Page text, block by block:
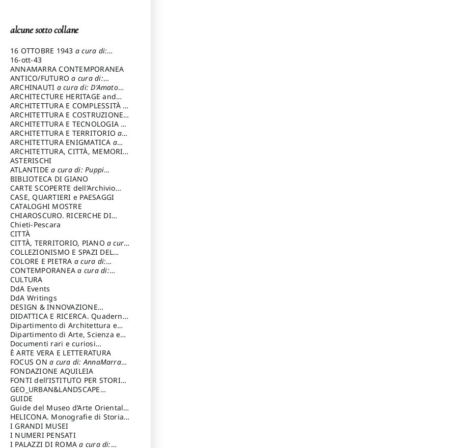
alcune sotto collane
16 OTTOBRE 1943 a cura di:
Pezzetti Marcello
16-ott-43
ANNAMARRA CONTEMPORANEA
ANTICO/FUTUROa cura di:
Varagnoli Claudio
ARCHINAUTI a cura di: D'Amato
Claudio
ARCHITECTURE HERITAGE and
DESIGN
ARCHITETTURA E COMPLESSITÀ a
cura di: Piva Antonio
ARCHITETTURA E COSTRUZIONEa
cura di: Poretti Sergio
ARCHITETTURA E TECNOLOGIA a
cura di: Carrara Gianfranco
ARCHITETTURA E TERRITORIOa
cura di: Pietrogrande Enrico
ARCHITETTURA ENIGMATICA a
cura di: Lenci Ruggero
ARCHITETTURA, CITTÀ, MEMORIA
a cura di: Valeriani Enrico
ASTERISCHI
ATLANTIDEa cura di: Puppi
Lionello
BIBLIOTECA DI GIANO
CARTE SCOPERTE dell’Archivio
Storico Capitolino
CASE, QUARTIERI e PAESAGGI
CATALOGHI MOSTRE
CHIAROSCURO. RICERCHE DI
STORIA E STORIA DELL'ARTE
cura di: Di Carpegna Falconieri
Tommaso
Chieti-Pescara
CITTÀ
CITTÀ, TERRITORIO, PIANO a cura
di: Imbesi Giuseppe
COLLEZIONISMO E SPAZI DEL
COLLEZIONISMO a cura di:
Magnani Lauro
COLORE E PIETRA a cura di:
Selvaggi Giuseppe
CONTEMPORANEAa cura di:
Gubinelli Luna
CULTURA
DdA Events
DdA Writings
DESIGN & INNOVAZIONE
TECNOLOGICAa cura di: Vallicelli
Andrea
DIDATTICA E RICERCA. Quaderni
della Scuola
Dipartimento di Architettura e
Analisi della Città Mediterranea
Dipartimento di Arte, Scienza e
Tecnica del Costuire
Documenti rari e curiosi
dall'Archivio Segreto
È ARTE VERA E LETTERATURA
FOCUS ONa cura di: AnnaMarra
Contemporanea
FONDAZIONE AQUILEIA
FONTI dell’ISTITUTO PER STORIA
DEL RISORGIMENTO
GEO_URBAN&LANDSCAPE
PLANNING (GULP)
Trusiani Elio
GUIDE
Guide del Museo d’Arte Orientale
“Giuseppe Tucci”
HELICONA. Monografie di Storia
dell'Artea cura di: Gallo Marco
I GRANDI MUSEI
I NUMERI PENSATI
I PALAZZI DI ROMAa cura di: